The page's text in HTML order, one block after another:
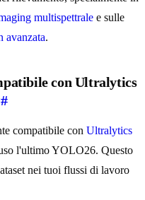
multispettrale e sulle
avanzata.
con Ultralytics
#
compatibile con Ultralytics
l'ultimo YOLO26. Questo
nei tuoi flussi di lavoro